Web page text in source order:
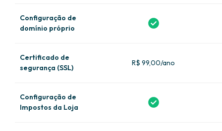
Configuração de
domínio próprio
Certificado de
segurança (SSL)
R$ 99,00/ano
Configuração de
Impostos da Loja